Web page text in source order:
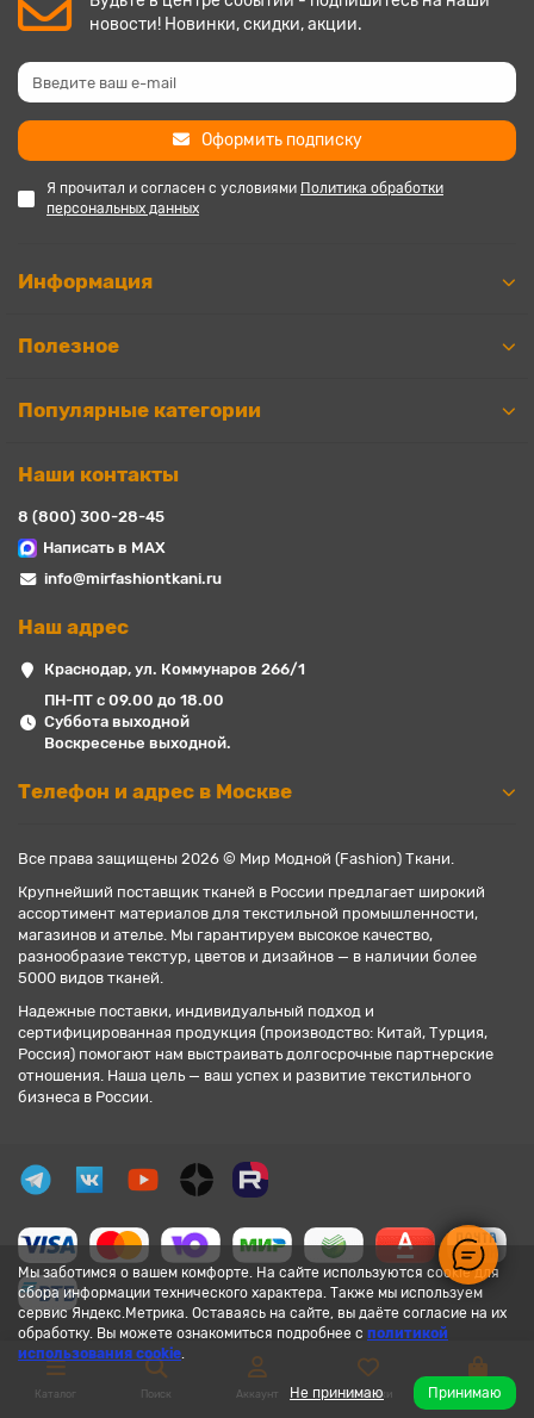
Мы заботимся о вашем комфорте. На сайте используются cookie для
сбора информации технического характера. Также мы используем
сервис Яндекс.Метрика. Оставаясь на сайте, вы даёте согласие на их
обработку. Вы можете ознакомиться подробнее с политикой
использования cookie.
Не принимаю Принимаю
новости! Новинки, скидки, акции.
Оформить подписку
Я прочитал и согласен с условиями Политика обработки
персональных данных
Информация
Полезное
Популярные категории
Наши контакты
8 (800) 300-28-45
Написать в MAX
info@mirfashiontkani.ru
Наш адрес
Краснодар, ул. Коммунаров 266/1
ПН-ПТ с 09.00 до 18.00
Суббота выходной
Воскресенье выходной.
Телефон и адрес в Москве
Все права защищены 2026 © Мир Модной (Fashion) Ткани.
Крупнейший поставщик тканей в России предлагает широкий
ассортимент материалов для текстильной промышленности,
магазинов и ателье. Мы гарантируем высокое качество,
разнообразие текстур, цветов и дизайнов — в наличии более
5000 видов тканей.
Надежные поставки, индивидуальный подход и
сертифицированная продукция (производство: Китай, Турция,
Россия) помогают нам выстраивать долгосрочные партнерские
отношения. Наша цель — ваш успех и развитие текстильного
бизнеса в России.
Каталог Поиск Аккаунт Закладки Корзина